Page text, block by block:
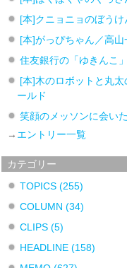
[本]クニョニョのぼうけ
[本]がっぴちゃん／高
住友銀行の「ゆきんこ」
[本]木のロボットと丸
ールド
笑顔のメッソンに会い
→ エントリー一覧
カテゴリー
TOPICS(255)
COLUMN(34)
CLIPS(5)
HEADLINE(158)